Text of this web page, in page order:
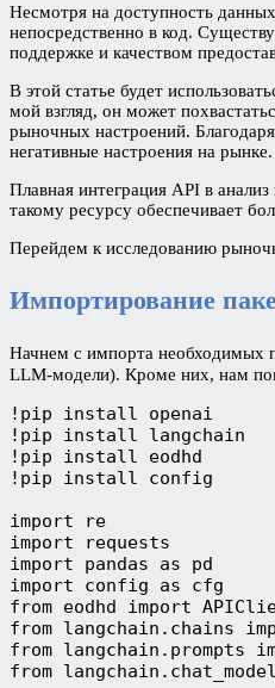
Несмотря на доступность
непосредственно в код.
поддержке и качеством
В этой статье будет
мой взгляд, он может
рыночных настроений.
негативные настроения на рынке.
Плавная интеграция API в
такому ресурсу обеспечивает
Перейдем к исследованию
Импортирование
Начнем с импорта необходимых
LLM-модели). Кроме них, нам
!pip install openai
!pip install langchain
!pip install eodhd
!pip install config
import re
import requests
import pandas as pd
import config as cfg
from eodhd import
from langchain.chains
from langchain.prompts
from